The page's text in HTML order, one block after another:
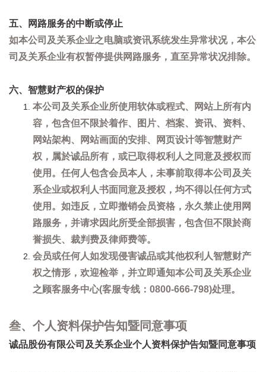
五、网路服务的中断或停止
如本公司及关系企业之电脑或资讯系统发生异常状况，本公
司及关系企业有权暂停提供网路服务，直至异常状况排除。
六、智慧财产权的保护
本公司及关系企业所使用软体或程式、网站上所有内
容，包含但不限於着作、图片、档案、资讯、资料、
网站架构、网站画面的安排、网页设计等智慧财产
权，属於诚品所有，或已取得权利人之同意及授权而
使用。任何人包含会员本人，未事前取得本公司及关
系企业或权利人书面同意及授权，均不得以任何方式
使用。如违反，立即撤销会员资格，永久禁止使用网
路服务，并请求因此所受全部损害，包含但不限於商
誉损失、裁判费及律师费等。
会员或任何人如发现侵害诚品或其他权利人智慧财产
权之情形，欢迎检举，并立即通知本公司及关系企业
之顾客服务中心(客服专线：0800-666-798)处理。
叁、个人资料保护告知暨同意事项
诚品股份有限公司及关系企业个人资料保护告知暨同意事项